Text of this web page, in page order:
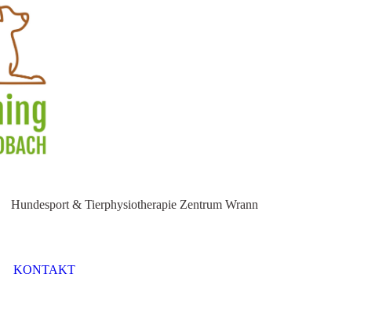
Hundesport & Tierphysiotherapie Zentrum Wrann
KONTAKT